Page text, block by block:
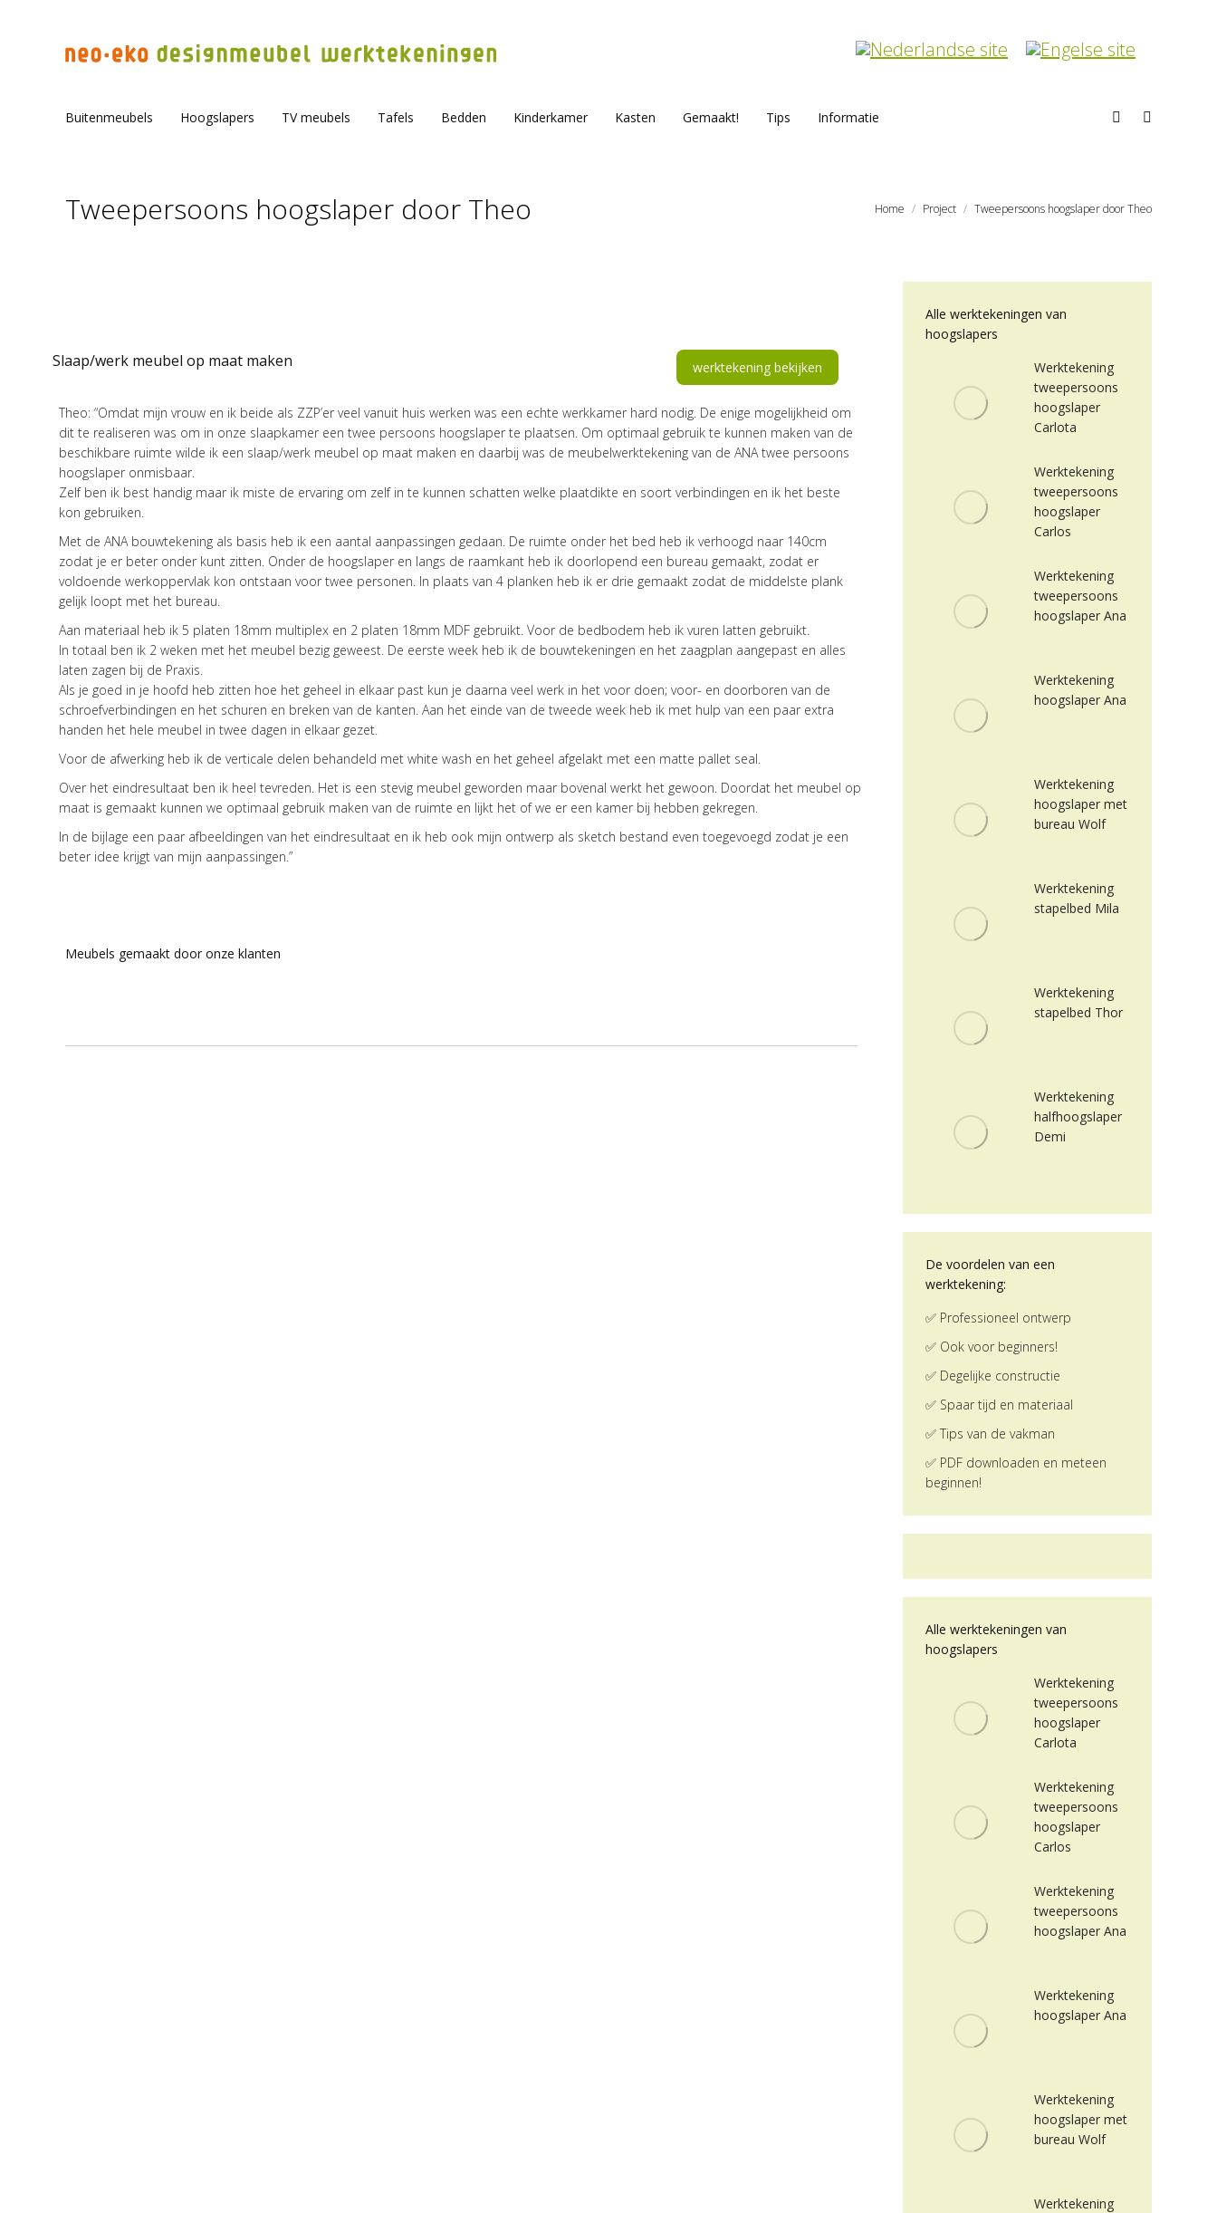
Buitenmeubels Hoogslapers TV meubels Tafels Bedden Kinderkamer Kasten Gemaakt! Tips Informatie Search:
Tweepersoons hoogslaper door Theo
Je bent hier: Home Project Tweepersoons hoogslaper door Theo
Slaap/werk meubel op maat maken werktekening bekijken
Theo: “Omdat mijn vrouw en ik beide als ZZP’er veel vanuit huis werken was een echte werkkamer hard nodig. De enige mogelijkheid om
dit te realiseren was om in onze slaapkamer een twee persoons hoogslaper te plaatsen. Om optimaal gebruik te kunnen maken van de
beschikbare ruimte wilde ik een slaap/werk meubel op maat maken en daarbij was de meubelwerktekening van de ANA twee persoons
hoogslaper onmisbaar.
Zelf ben ik best handig maar ik miste de ervaring om zelf in te kunnen schatten welke plaatdikte en soort verbindingen en ik het beste
kon gebruiken.
Met de ANA bouwtekening als basis heb ik een aantal aanpassingen gedaan. De ruimte onder het bed heb ik verhoogd naar 140cm
zodat je er beter onder kunt zitten. Onder de hoogslaper en langs de raamkant heb ik doorlopend een bureau gemaakt, zodat er
voldoende werkoppervlak kon ontstaan voor twee personen. In plaats van 4 planken heb ik er drie gemaakt zodat de middelste plank
gelijk loopt met het bureau.
Aan materiaal heb ik 5 platen 18mm multiplex en 2 platen 18mm MDF gebruikt. Voor de bedbodem heb ik vuren latten gebruikt.
In totaal ben ik 2 weken met het meubel bezig geweest. De eerste week heb ik de bouwtekeningen en het zaagplan aangepast en alles
laten zagen bij de Praxis.
Als je goed in je hoofd heb zitten hoe het geheel in elkaar past kun je daarna veel werk in het voor doen; voor- en doorboren van de
schroefverbindingen en het schuren en breken van de kanten. Aan het einde van de tweede week heb ik met hulp van een paar extra
handen het hele meubel in twee dagen in elkaar gezet.
Voor de afwerking heb ik de verticale delen behandeld met white wash en het geheel afgelakt met een matte pallet seal.
Over het eindresultaat ben ik heel tevreden. Het is een stevig meubel geworden maar bovenal werkt het gewoon. Doordat het meubel op
maat is gemaakt kunnen we optimaal gebruik maken van de ruimte en lijkt het of we er een kamer bij hebben gekregen.
In de bijlage een paar afbeeldingen van het eindresultaat en ik heb ook mijn ontwerp als sketch bestand even toegevoegd zodat je een
beter idee krijgt van mijn aanpassingen.”
Meubels gemaakt door onze klanten
Alle werktekeningen van
hoogslapers
Werktekening
tweepersoons
hoogslaper
Carlota
Werktekening
tweepersoons
hoogslaper
Carlos
Werktekening
tweepersoons
hoogslaper Ana
Werktekening
hoogslaper Ana
Werktekening
hoogslaper met
bureau Wolf
Werktekening
stapelbed Mila
Werktekening
stapelbed Thor
Werktekening
halfhoogslaper
Demi
De voordelen van een
werktekening:
✅ Professioneel ontwerp
✅ Ook voor beginners!
✅ Degelijke constructie
✅ Spaar tijd en materiaal
✅ Tips van de vakman
✅ PDF downloaden en meteen
beginnen!
Alle werktekeningen van
hoogslapers
Werktekening
tweepersoons
hoogslaper
Carlota
Werktekening
tweepersoons
hoogslaper
Carlos
Werktekening
tweepersoons
hoogslaper Ana
Werktekening
hoogslaper Ana
Werktekening
hoogslaper met
bureau Wolf
Werktekening